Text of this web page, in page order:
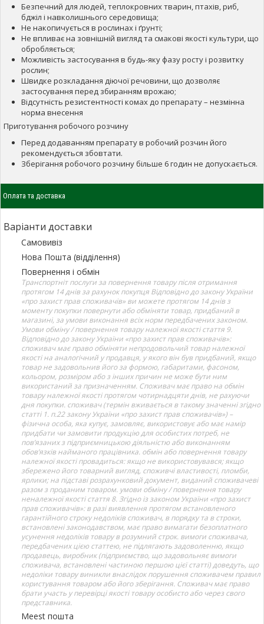
Безпечний для людей, теплокровних тварин, птахів, риб,
бджіл і навколишнього середовища;
Не накопичується в рослинах і ґрунті;
Не впливає на зовнішній вигляд та смакові якості культури, що
обробляється;
Можливість застосування в будь-яку фазу росту і розвитку
рослин;
Швидке розкладання діючої речовини, що дозволяє
застосування перед збиранням врожаю;
Відсутність резистентності комах до препарату – незмінна
норма внесення
Приготування робочого розчину
Перед додаванням препарату в робочий розчин його
рекомендується збовтати.
Зберігання робочого розчину більше 6 годин не допускається.
Оплата та доставка
Варіанти доставки
Самовивіз
Нова Пошта (відділення)
Повернення і обмін
Транспортніт послуги за повернення товару після отримання
протягом 14 днів за рахунок покупця Відповідно до закону України
«про захист прав споживачів» ви можете протягом 14 днів з
моменту покупки повернути або обміняти товар, придбаний в
магазині, за умови виконання всіх норм передбачених законом.
Умови обміну / повернення товару належної якості стаття 9.
Відповідно до закону України «про захист прав споживачів»:
споживач має право обміняти непродовольчий товар належної
якості на аналогічний у продавця, у якого він був придбаний, якщо
товар не задовольнив його за формою, габаритами, фасоном,
кольором, розміром або з інших причин не може бути ним
використаний за призначенням. Споживач має право на обмін
товару належної якості протягом чотирнадцяти днів, не рахуючи
дня покупки. споживач (термін вживається в такому значенні згідно
статті 1. п.22 закону України «про захист прав споживачів») –
фізична особа, яка купує, замовляє, використовує або має намір
придбати чи замовити продукцію для особистих потреб, не
пов’язаних з підприємницькою діяльністю або виконанням
обов’язків найманого працівника. обмін або повернення товару
належної якості провадиться: якщо не використовувався; якщо
збережено його товарний вигляд, споживчі властивості, пломби,
ярлики; на підставі розрахунковий документ, виданий споживачеві
разом з проданим товаром. умови обміну / повернення товару
неналежної якості стаття 8. Згідно із законом України «про захист
прав споживачів»: в разі виявлення протягом встановленого
гарантійного строку недоліків споживач, в порядку та в строки,
встановлені законодавством, має право вимагати безоплатного
усунення недоліків товару в розумний строк. вимоги споживача,
передбачених цією статтею, не підлягають задоволенню, якщо
продавець, виробник (підприємство, що задовольняє вимоги
споживача, встановлені частиною першою цієї статті) доведуть, що
недоліки товару виникли внаслідок порушення споживачем правил
користування товаром або його зберігання. Споживач має право
брати участь у перевірці якості товару особисто або через свого
представника.
Meest пошта